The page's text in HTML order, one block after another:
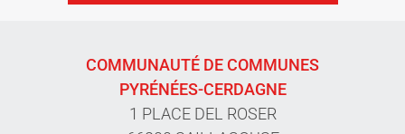
COMMUNAUTÉ DE COMMUNES
PYRÉNÉES-CERDAGNE
1 PLACE DEL ROSER